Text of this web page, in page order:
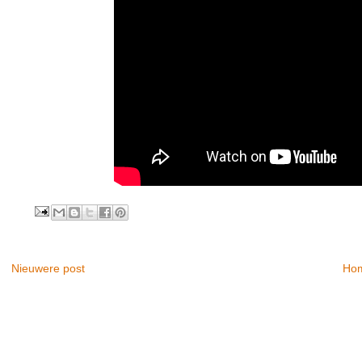
Nieuwere post